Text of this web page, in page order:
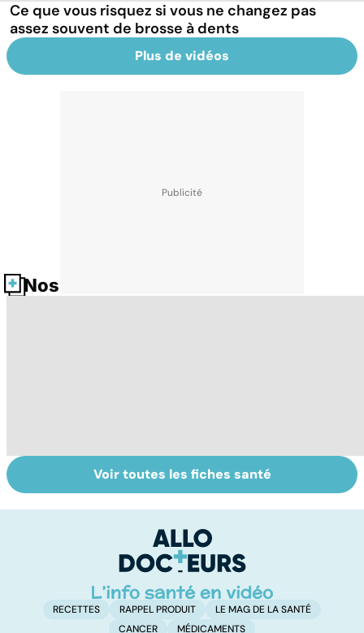
Ce que vous risquez si vous ne changez pas
assez souvent de brosse à dents
Plus de vidéos
Nos fiches santé
Le TDAH, un
trouble de
hyperactivité
Accident
vasculaire
également
touché
Voir toutes les fiches santé
RECETTES RAPPEL PRODUIT
LE MAG DE LA SANTÉ
CANCER
MÉDICAMENTS